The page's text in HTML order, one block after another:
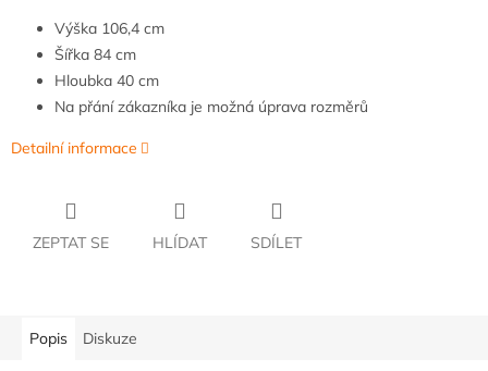
Výška 106,4 cm
Šířka 84 cm
Hloubka 40 cm
Na přání zákazníka je možná úprava rozměrů
Detailní informace
ZEPTAT SE HLÍDAT SDÍLET
Popis Diskuze